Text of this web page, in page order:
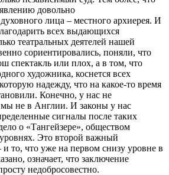
довольно
лица – местного архиерея. И
всех выдающихся
театральных деятелей нашей
сориентировались, поняли, что
спектакль или плох, а в том, что
художника, коснется всех
надежду, что на какое-то время
Конечно, у нас не
мы не в Англии. И законы у нас
сигналы после таких
о «Тангейзере», обществом
Это второй важный
то, что уже на первом снизу уровне в
означает, что заключение
недобросовестно.